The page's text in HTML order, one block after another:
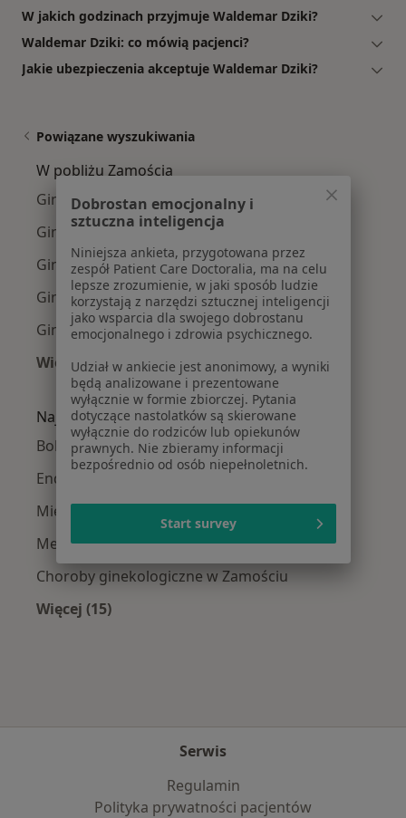
W jakich godzinach przyjmuje Waldemar Dziki?
Waldemar Dziki: co mówią pacjenci?
Jakie ubezpieczenia akceptuje Waldemar Dziki?
Powiązane wyszukiwania
W pobliżu Zamościa
Ginekolodzy w Chełmie
Ginekolodzy w Biłgoraju
Ginekolodzy w Tomaszowie Lubelskim
Ginekolodzy w Krasnymstawie
Ginekolodzy w Hrubieszowie
Więcej (5)
Więcej w kategorii: W pobliżu Zamościa
Najczęście leczone choroby
Bolesne miesiączkowanie w Zamościu
Endometrioza w Zamościu
Mięśniaki macicy w Zamościu
Menopauza w Zamościu
Choroby ginekologiczne w Zamościu
Więcej (15)
Serwis
Regulamin
Polityka prywatności pacjentów
Dobrostan emocjonalny i
sztuczna inteligencja
Niniejsza ankieta, przygotowana przez
zespół Patient Care Doctoralia, ma na celu
lepsze zrozumienie, w jaki sposób ludzie
korzystają z narzędzi sztucznej inteligencji
jako wsparcia dla swojego dobrostanu
emocjonalnego i zdrowia psychicznego.
Udział w ankiecie jest anonimowy, a wyniki
będą analizowane i prezentowane
wyłącznie w formie zbiorczej. Pytania
dotyczące nastolatków są skierowane
wyłącznie do rodziców lub opiekunów
prawnych. Nie zbieramy informacji
bezpośrednio od osób niepełnoletnich.
Start survey